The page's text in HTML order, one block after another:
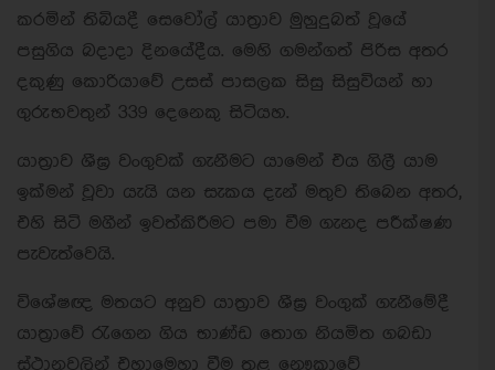
කරමින් තිබියදී සෙවෝල් යාත්‍රාව මුහුදුබත් වූයේ
පසුගිය බදාදා දිනයේදීය. මෙහි ගමන්ගත් පිරිස අතර
දකුණු කොරියාවේ උසස් පාසලක සිසු සිසුවියන් හා
ගුරුභවතුන් 339 දෙනෙකු සිටියහ.
යාත්‍රාව ශීඝ්‍ර වංගුවක් ගැනීමට යාමෙන් එය ගිලී යාම
ඉක්මන් වූවා යැයි යන සැකය දැන් මතුව තිබෙන අතර,
එහි සිටි මගීන් ඉවත්කිරීමට පමා වීම ගැනද පරීක්ෂණ
පැවැත්වෙයි.
විශේෂඥ මතයට අනුව යාත්‍රාව ශීඝ්‍ර වංගුක් ගැනීමේදී
යාත්‍රාවේ රැගෙන ගිය භාණ්ඩ තොග නියමිත ගබඩා
ස්ථානවලින් එහාමෙහා වීම තුළ නෞකාවේ